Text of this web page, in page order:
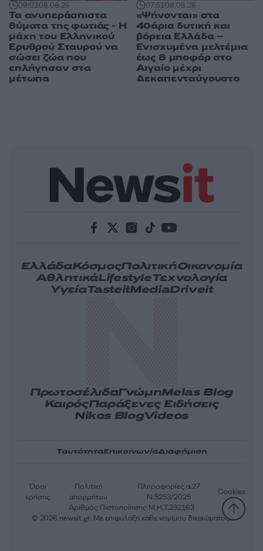
09:0208.08.26
Τα ανυπεράσπιστα
θύματα της φωτιάς - Η
μάχη του Ελληνικού
Ερυθρού Σταυρού να
σώσει ζώα που
επλήγησαν στα
μέτωπα
07:5108.08.26
«Ψήνονται» στα
40άρια δυτική και
βόρεια Ελλάδα –
Ενισχυμένα μελτέμια
έως 8 μποφόρ στο
Αιγαίο μέχρι
Δεκαπενταύγουστο
ΕλλάδαΚόσμοςΠολιτικήΟικονομία
ΑθλητικάLifestyleΤεχνολογία
ΥγείαTasteitMediaDriveit
ΠρωτοσέλιδαΓνώμηMelas Blog
ΚαιρόςΠαράξενες Ειδήσεις
Nikos BlogVideos
ΤαυτότηταΕπικοινωνίαΔιαφήμιση
Αριθμός Πιστοποίησης Μ.Η.Τ.232163
Όροι
χρήσης
Πολιτική
απορρήτου
Πληροφορίες α.27
Ν.5253/2025
Cookies
© 2026 newsit.gr. Με επιφύλαξη κάθε νομίμου δικαιώματος.